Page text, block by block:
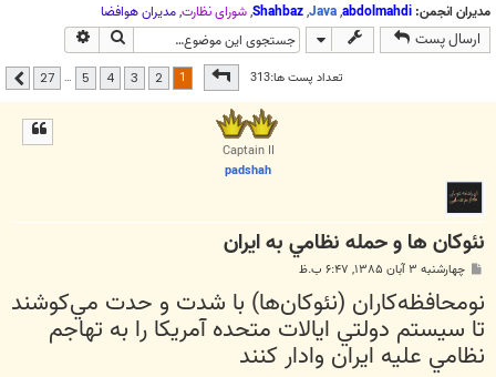
مدیران انجمن: abdolmahdi
,
Java
,
Shahbaz
,شوراي نظارت,مديران هوافضا
ارسال پست جستجو
تعداد پست ها:313صفحه از27
2
3
4
5
…
27 بعدی
Captain II
padshah
نئوكان ها و حمله نظامي به ايران
پ
ت
چهارشنبه ۳ آبان ۱۳۸۵, ۶:۴۷ ب.ظ
نومحافظه‌کاران (نئوکان‌ها) با شدت و حدت مي‌کوشند
تا سيستم دولتي ايالات متحده آمريکا را به تهاجم
نظامي عليه ايران وادار کنند